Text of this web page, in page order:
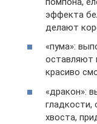
эффекта
делают
«пума»:
оставляют
красиво
«дракон»:
гладкости,
хвоста,